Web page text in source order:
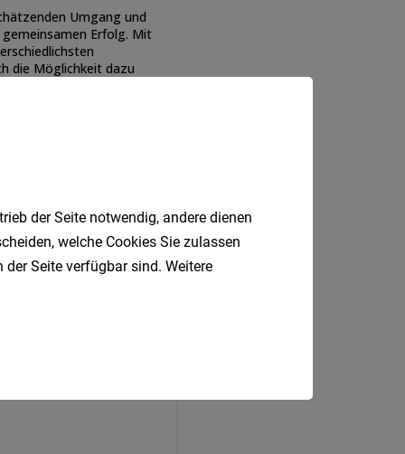
der Seite notwendig, andere dienen
welche Cookies Sie zulassen
Seite verfügbar sind. Weitere